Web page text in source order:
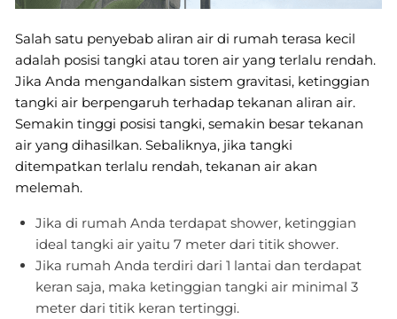
Salah satu penyebab aliran air di rumah terasa kecil
adalah posisi tangki atau toren air yang terlalu rendah.
Jika Anda mengandalkan sistem gravitasi, ketinggian
tangki air berpengaruh terhadap tekanan aliran air.
Semakin tinggi posisi tangki, semakin besar tekanan
air yang dihasilkan. Sebaliknya, jika tangki
ditempatkan terlalu rendah, tekanan air akan
melemah.
Jika di rumah Anda terdapat shower, ketinggian
ideal tangki air yaitu 7 meter dari titik shower.
Jika rumah Anda terdiri dari 1 lantai dan terdapat
keran saja, maka ketinggian tangki air minimal 3
meter dari titik keran tertinggi.